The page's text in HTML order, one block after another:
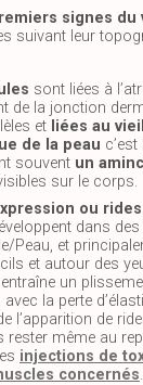
signes du
suivant leur
sont liées à
de la jonction
et liées au
de la peau
souvent un
sur le corps.
ou
dans
Peau, et
et autour des
un
la perte
l’apparition de
rester même au
injections de
concernés.